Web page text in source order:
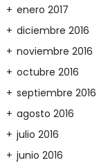
enero 2017
diciembre 2016
noviembre 2016
octubre 2016
septiembre 2016
agosto 2016
julio 2016
junio 2016